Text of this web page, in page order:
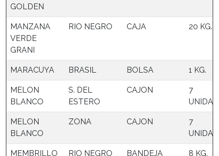
GOLDEN
MANZANA
VERDE
GRANI
RIO NEGRO CAJA 20 KG.
MARACUYA BRASIL BOLSA 1 KG.
MELON
BLANCO
S. DEL
ESTERO
CAJON
7
MELON
BLANCO
ZONA CAJON
7
MEMBRILLO RIO NEGRO BANDEJA 8 KG.